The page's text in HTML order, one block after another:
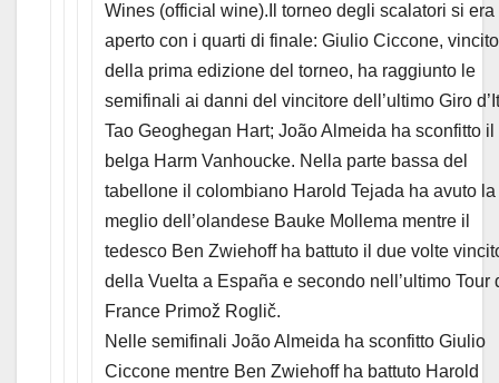
Wines (official wine).Il torneo degli scalatori si era
aperto con i quarti di finale: Giulio Ciccone,
della prima edizione del torneo, ha raggiunto le
semifinali ai danni del vincitore dell’ultimo Giro
Tao Geoghegan Hart; João Almeida ha sconfitto il
belga Harm Vanhoucke. Nella parte bassa del
tabellone il colombiano Harold Tejada ha avuto la
meglio dell’olandese Bauke Mollema mentre il
tedesco Ben Zwiehoff ha battuto il due volte
della Vuelta a España e secondo nell’ultimo Tour
France Primož Roglič.
Nelle semifinali João Almeida ha sconfitto Giulio
Ciccone mentre Ben Zwiehoff ha battuto Harold